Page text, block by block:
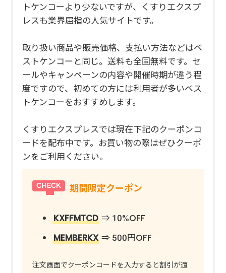
トケンコーより少ないですが、くすりエクスプ
レスも業界屈指の人気サイトです。
取り扱い商品や販売価格、支払い方法などはベ
ストケンコーと同じ。送料も全国無料です。セ
ールやキャンペーンの内容や開催時期が違う程
度ですので、初めての方には利用者が多いベス
トケンコーをおすすめします。
くすりエクスプレスでは現在下記のクーポンコ
ードを配布中です。お買い物の際はぜひクーポ
ンをご利用ください。
期間限定クーポン
KXFFMTCD ⇒ 10%OFF
MEMBERKX ⇒ 500円OFF
注文画面でクーポンコードを入力すると割引が適